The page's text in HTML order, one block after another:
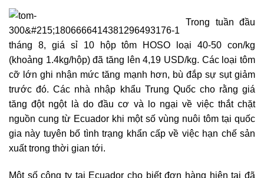
Trong tuần đầu
tháng 8, giá sỉ 10 hộp tôm HOSO loại 40-50 con/kg
(khoảng 1.4kg/hộp) đã tăng lên 4,19 USD/kg. Các loại tôm
cỡ lớn ghi nhận mức tăng mạnh hơn, bù đắp sự sụt giảm
trước đó. Các nhà nhập khẩu Trung Quốc cho rằng giá
tăng đột ngột là do đầu cơ và lo ngại về việc thắt chặt
nguồn cung từ Ecuador khi một số vùng nuôi tôm tại quốc
gia này tuyên bố tình trạng khẩn cấp về việc hạn chế sản
xuất trong thời gian tới.
Một số công ty tại Ecuador cho biết đơn hàng hiện tại đã